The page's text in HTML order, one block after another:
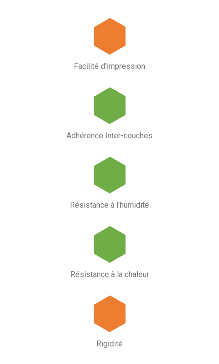
Facilité d'impression
Adhérence Inter-couches
Résistance à l'humidité
Résistance à la chaleur
Rigidité